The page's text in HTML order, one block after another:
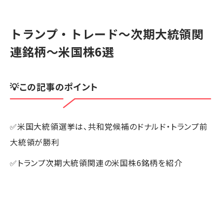
トランプ・トレード～次期大統領関
連銘柄～米国株6選
💡この記事のポイント
✅米国大統領選挙は、共和党候補のドナルド・トランプ前
大統領が勝利
✅トランプ次期大統領関連の米国株6銘柄を紹介